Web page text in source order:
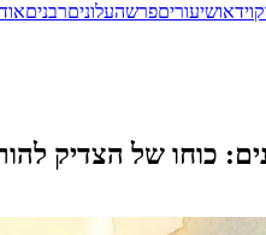
וידאושיעוריםפרשהעלוניםרבנים
כוחו של הצדיק